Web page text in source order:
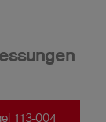
113-004